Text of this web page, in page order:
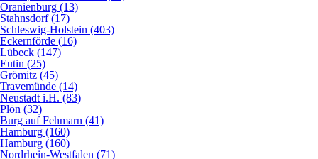
Oranienburg (13)
Stahnsdorf (17)
Schleswig-Holstein (403)
Eckernförde (16)
Lübeck (147)
Eutin (25)
Grömitz (45)
Travemünde (14)
Neustadt i.H. (83)
Plön (32)
Burg auf Fehmarn (41)
Hamburg (160)
Hamburg (160)
Nordrhein-Westfalen (71)